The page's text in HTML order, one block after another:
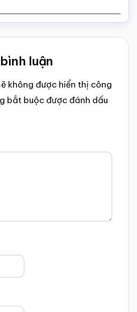
luận
không được hiển thị công
bắt buộc được đánh dấu